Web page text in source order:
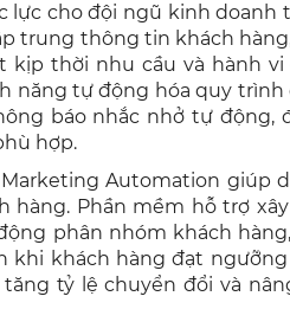
lực cho đội ngũ kinh doanh
trung thông tin khách
thời nhu cầu và hành vi
năng tự động hóa quy
báo nhắc nhở tự động,
hợp.
Marketing Automation giúp
hàng. Phần mềm hỗ trợ
phân nhóm khách
khi khách hàng đạt
tỷ lệ chuyển đổi và